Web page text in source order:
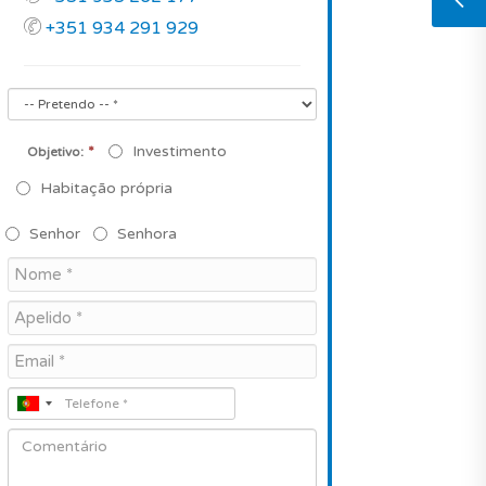
+351 934 291 929
Objetivo: *
Investimento
Habitação própria
Senhor Senhora